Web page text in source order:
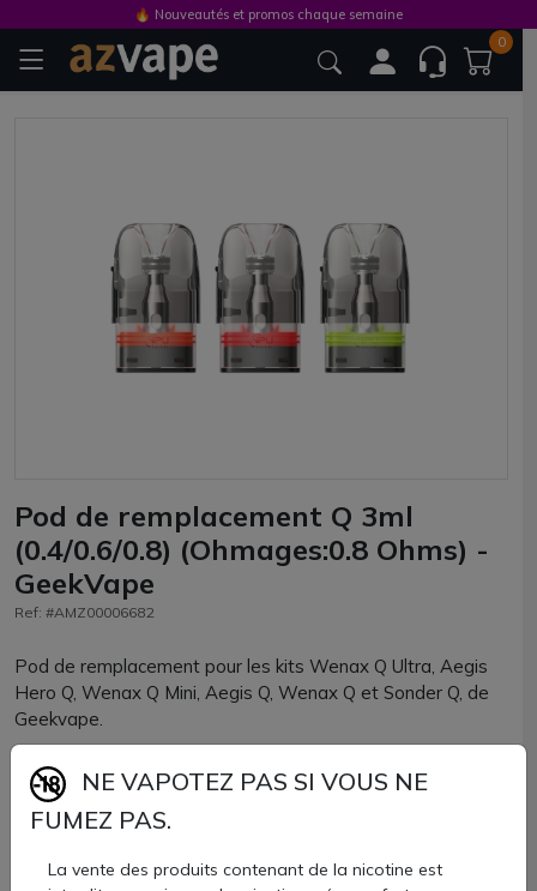
0
Pod de remplacement Q 3ml
(0.4/0.6/0.8) (Ohmages:0.8 Ohms) -
GeekVape
Ref: #AMZ00006682
Pod de remplacement pour les kits Wenax Q Ultra, Aegis
Hero Q, Wenax Q Mini, Aegis Q, Wenax Q et Sonder Q, de
Geekvape.
Chaque pod dispose d'une résistance pré-installée,
proposée en 0.4, 0.6 et 0.8ohm.
Capacité de 3ml
🔥 Nouveautés et promos chaque semaine
NE VAPOTEZ PAS SI VOUS NE
FUMEZ PAS.
La vente des produits contenant de la nicotine est